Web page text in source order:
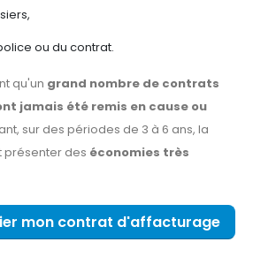
ou du contrat.
qu'un grand nombre de contrats
jamais été remis en cause ou
sur des périodes de 3 à 6 ans, la
des économies très
mon contrat d'affacturage